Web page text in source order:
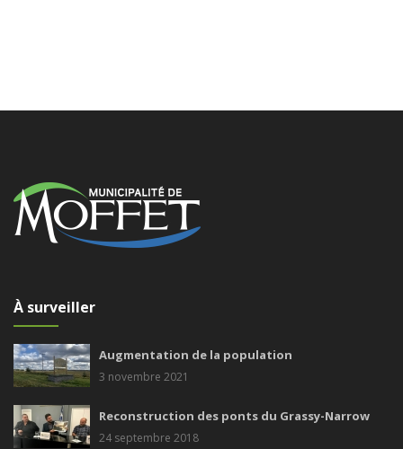
À surveiller
Augmentation de la population
3 novembre 2021
Reconstruction des ponts du Grassy-Narrow
24 septembre 2018